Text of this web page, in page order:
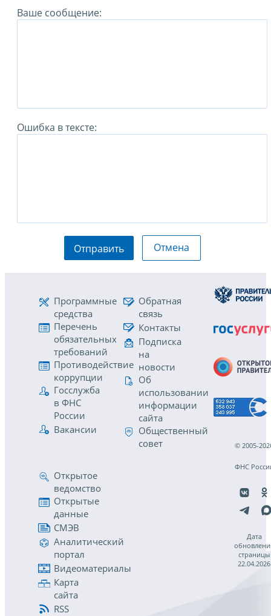
Ваше сообщение:
Ошибка в тексте:
Отправить Отмена
Программные
средства
Перечень
обязательных
требований
Противодействие
коррупции
Госслужба
в ФНС
России
Вакансии
Обратная
связь
Контакты
Подписка
на
новости
Об
использовании
информации
сайта
Общественный
совет
Открытое
ведомство
Открытые
данные
СМЭВ
Аналитический
портал
Видеоматериалы
Карта
сайта
RSS
© 2005-
ФНС
Дата
страницы
22.04.2026